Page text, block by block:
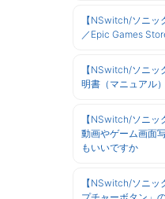
【NSwitch/ソニ
／Epic Games
【NSwitch/ソニ
明書（マニュアル
【NSwitch/ソニッ
動画やゲーム画面
もいいですか
【NSwitch/ソニッ